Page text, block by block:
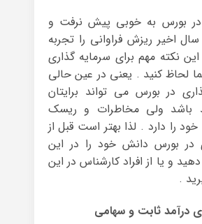
در بورس به خوبی پیش نرفت و
اخیر ریزش فراوانی را تجربه
این نکته مهم برای سرمایه گذاری
لحاظ کنید . یعنی در عین حالی
در بورس می تواند برایتان
باشد ولی مخاطرات و ریسک
را دارد . لذا بهتر است قبل از
در بورس دانش خود را در این
و یا از افراد کارشناس در این
.